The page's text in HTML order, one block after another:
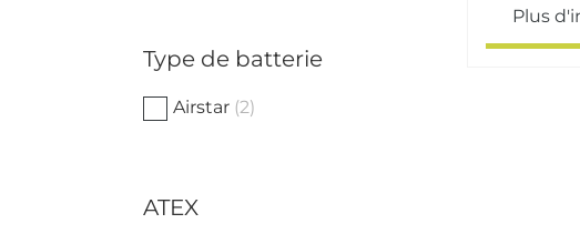
Type de batterie
Airstar (2)
ATEX
Plus